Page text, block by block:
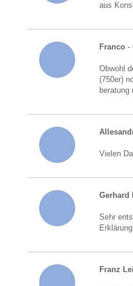
aus
Franco -
Obwohl
(750er)
Vielen
Gerhard
Sehr
Franz